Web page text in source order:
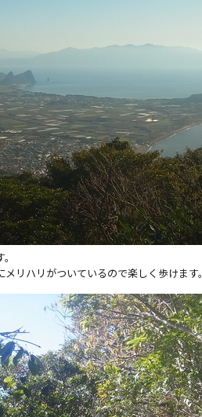
リハリがついているので楽しく歩けます。